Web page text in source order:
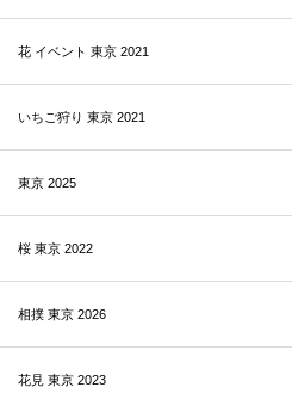
花 イベント 東京 2021
いちご狩り 東京 2021
東京 2025
桜 東京 2022
相撲 東京 2026
花見 東京 2023